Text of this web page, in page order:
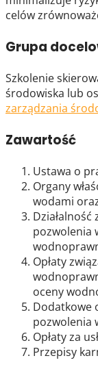
celów
Grupa
Szkolenie
środowiska lub
zarządzania
Zawartość
Ustawa o
Organy
wodami
pozwolenia
Opłaty
oceny
Dodatkowe
pozwolenia
Opłaty za
Przepisy